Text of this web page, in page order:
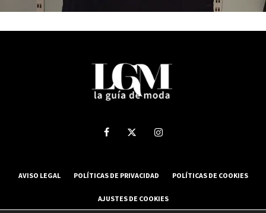
AVISO LEGAL POLÍTICAS DE PRIVACIDAD POLÍTICAS DE COOKIES
AJUSTES DE COOKIES